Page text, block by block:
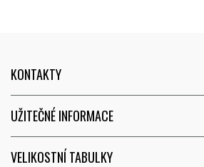
KONTAKTY
UŽITEČNÉ INFORMACE
VELIKOSTNÍ TABULKY